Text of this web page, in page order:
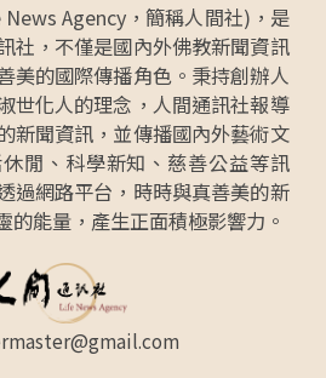
Agency，簡稱人間社)，是
社，不僅是國內外佛教新聞資訊
美的國際傳播角色。秉持創辦人
世化人的理念，人間通訊社報導
新聞資訊，並傳播國內外藝術文
閒、科學新知、慈善公益等訊
過網路平台，時時與真善美的新
的能量，產生正面積極影響力。